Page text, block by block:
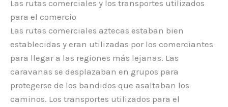
Las rutas comerciales y los transportes utilizados
para el comercio
Las rutas comerciales aztecas estaban bien
establecidas y eran utilizadas por los comerciantes
para llegar a las regiones más lejanas. Las
caravanas se desplazaban en grupos para
protegerse de los bandidos que asaltaban los
caminos. Los transportes utilizados para el